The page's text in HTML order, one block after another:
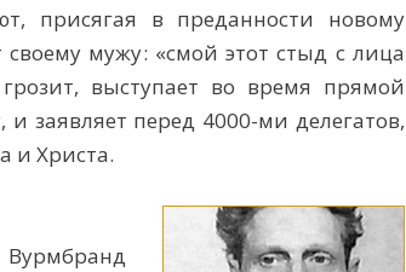
присягая в преданности новому
мужу: «смой этот стыд с лица
выступает во время прямой
заявляет перед 4000-ми делегатов,
и Христа.